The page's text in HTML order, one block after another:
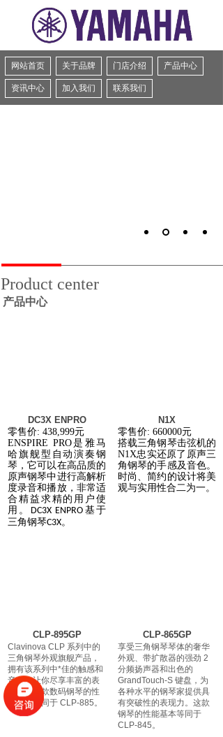
网站首页 关于品牌 门店介绍 产品中心
资讯中心 加入我们 联系我们
Product center
产品中心
DC3X ENPRO
零售价: 438,999元
ENSPIRE PRO是雅马
哈旗舰型自动演奏钢
琴，它可以在高品质的
原声钢琴中进行高解析
度录音和播放，非常适
合精益求精的用户使
用。 DC3X ENPRO 基于
三角钢琴C3X。
N1X
零售价: 660000元
搭载三角钢琴击弦机的
N1X忠实还原了原声三
角钢琴的手感及音色。
时尚、简约的设计将美
观与实用性合二为一。
CLP-895GP
Clavinova CLP 系列中的
三角钢琴外观旗舰产品，
拥有该系列中*佳的触感和
音色，让你尽享丰富的表
现力。这款数码钢琴的性
能基本等同于 CLP-885。
CLP-865GP
享受三角钢琴琴体的奢华
外观、带扩散器的强劲 2
分频扬声器和出色的
GrandTouch-S 键盘，为
各种水平的钢琴家提供具
有突破性的表现力。这款
钢琴的性能基本等同于
CLP-845。